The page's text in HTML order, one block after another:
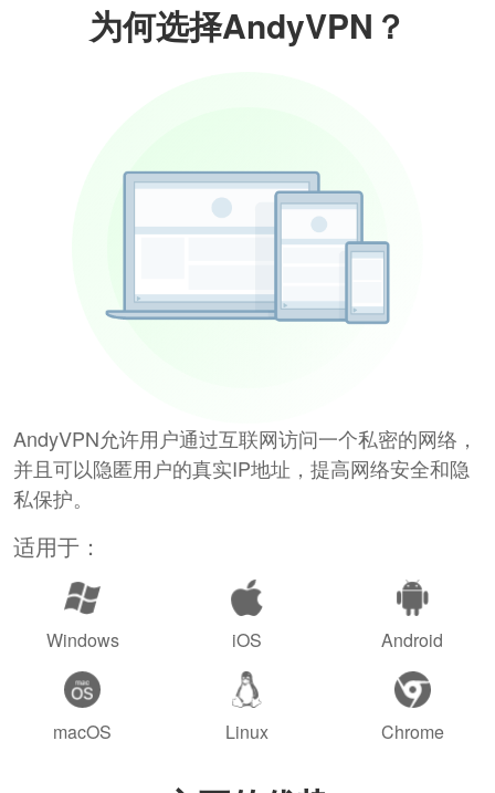
为何选择AndyVPN？
AndyVPN允许用户通过互联网访问一个私密的网络，
并且可以隐匿用户的真实IP地址，提高网络安全和隐
私保护。
适用于：
Windows iOS Android
macOS Linux Chrome